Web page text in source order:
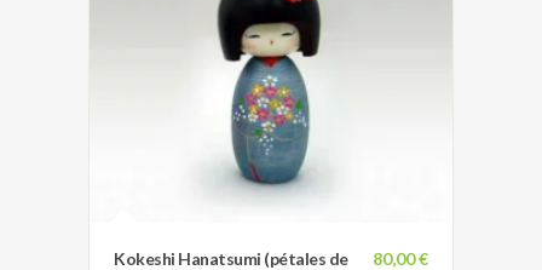
80,00 €
Kokeshi Hanatsumi (pétales de